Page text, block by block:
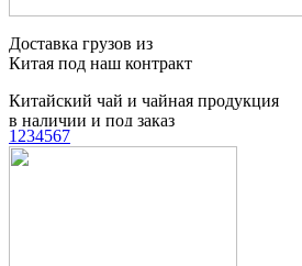
Китайский чай и чайная продукция
в наличии и под заказ
Доставка сборных
грузов из Китая
Таможенное
1234567